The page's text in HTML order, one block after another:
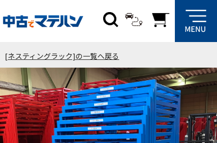
[ネスティングラック]の一覧へ戻る